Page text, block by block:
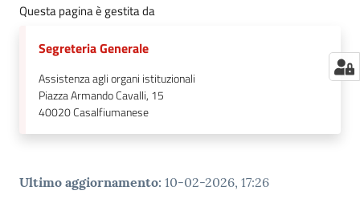
Questa pagina è gestita da
Segreteria Generale
Assistenza agli organi istituzionali
Piazza Armando Cavalli, 15
40020Casalfiumanese
Ultimo aggiornamento: 10-02-2026, 17:26